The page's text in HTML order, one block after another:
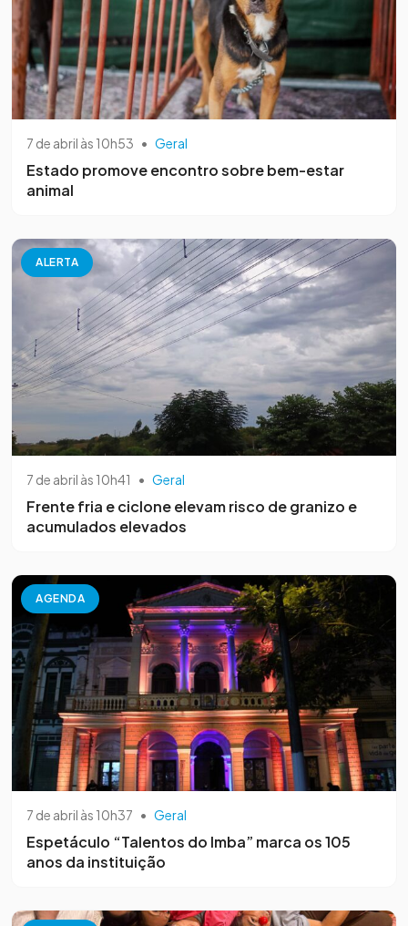
7 de abril às 10h53 • Geral
Estado promove encontro sobre bem-estar
animal
ALERTA
7 de abril às 10h41 • Geral
Frente fria e ciclone elevam risco de granizo e
acumulados elevados
AGENDA
7 de abril às 10h37 • Geral
Espetáculo “Talentos do Imba” marca os 105
anos da instituição